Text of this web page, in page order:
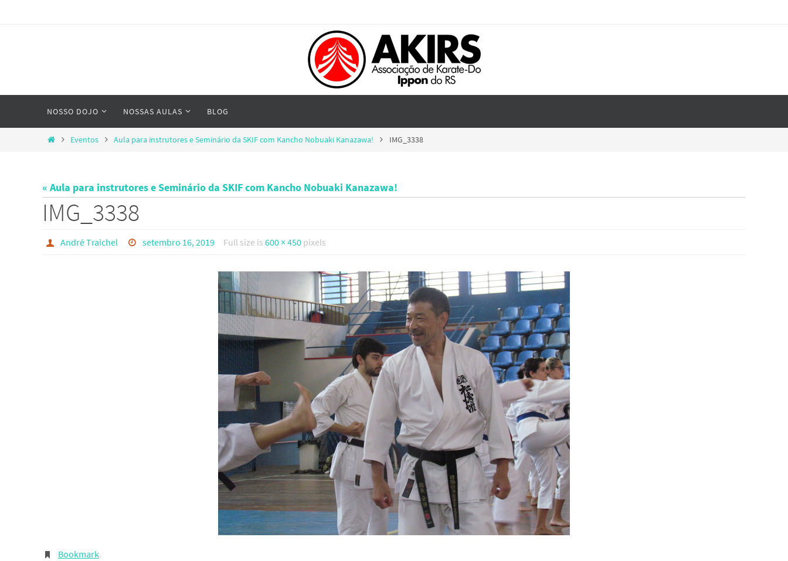
content
NOSSO DOJO NOSSAS AULAS BLOG
HomeEventos Aula para instrutores e Seminário da SKIF com Kancho Nobuaki Kanazawa! IMG_3338
« Aula para instrutores e Seminário da SKIF com Kancho Nobuaki Kanazawa!
IMG_3338
André Traichel setembro 16, 2019 Full size is600 × 450 pixels
Bookmark.